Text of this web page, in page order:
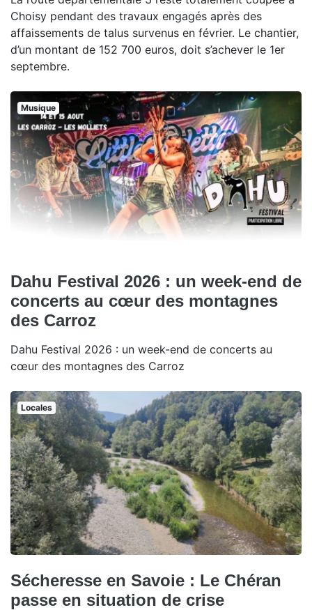
Choisy pendant des travaux engagés après des
affaissements de talus survenus en février. Le chantier,
d’un montant de 152 700 euros, doit s’achever le 1er
septembre.
Musique
Dahu Festival 2026 : un week-end de
concerts au cœur des montagnes
des Carroz
Dahu Festival 2026 : un week-end de concerts au
cœur des montagnes des Carroz
Locales
Sécheresse en Savoie : Le Chéran
passe en situation de crise